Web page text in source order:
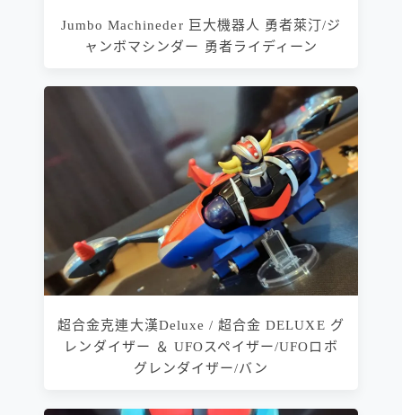
Jumbo Machineder 巨大機器人 勇者萊汀/ジ
ャンボマシンダー 勇者ライディーン
超合金克連大漢Deluxe / 超合金 DELUXE グ
レンダイザー ＆ UFOスペイザー/UFOロボ
グレンダイザー/バン